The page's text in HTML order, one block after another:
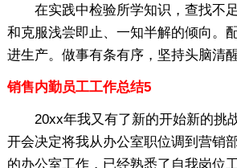
在实践中检验所学知识，查找不
和克服浅尝即止、一知半解的倾向。
进生产。做事有条有序，坚持头脑清
销售内勤员工工作总结5
20xx年我又有了新的开始新的挑
开会决定将我从办公室职位调到营销
的办公室工作，已经熟悉了自我岗位